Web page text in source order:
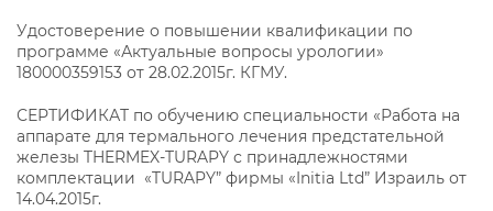
Удостоверение о повышении квалификации по
программе «Актуальные вопросы урологии»
180000359153 от 28.02.2015г. КГМУ.
СЕРТИФИКАТ по обучению специальности «Работа на
аппарате для термального лечения предстательной
железы THERMEX-TURAPY с принадлежностями
комплектации «TURAPY” фирмы «Initia Ltd” Израиль от
14.04.2015г.